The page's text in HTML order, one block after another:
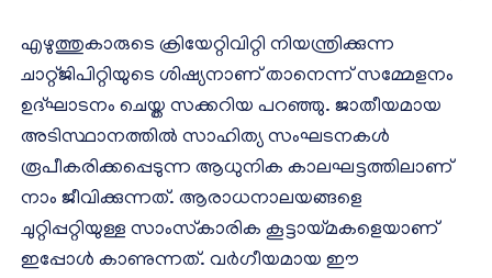
എഴുത്തുകാരുടെ ക്രിയേറ്റിവിറ്റി നിയന്ത്രിക്കുന്ന
ചാറ്റ്ജിപിറ്റിയുടെ ശിഷ്യനാണ് താനെന്ന് സമ്മേളനം
ഉദ്ഘാടനം ചെയ്ത സക്കറിയ പറഞ്ഞു. ജാതീയമായ
അടിസ്ഥാനത്തില്‍ സാഹിത്യ സംഘടനകള്‍
രൂപീകരിക്കപ്പെടുന്ന ആധുനിക കാലഘട്ടത്തിലാണ്
നാം ജീവിക്കുന്നത്. ആരാധനാലയങ്ങളെ
ചുറ്റിപ്പറ്റിയുള്ള സാംസ്‌കാരിക കൂട്ടായ്മകളെയാണ്
ഇപ്പോള്‍ കാണുന്നത്. വര്‍ഗീയമായ ഈ